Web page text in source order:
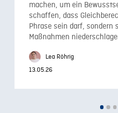
machen, um ein
schaffen, dass
Phrase sein darf,
Maßnahmen
Lea Röhrig
13.05.26